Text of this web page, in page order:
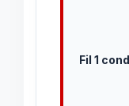
Fil 1